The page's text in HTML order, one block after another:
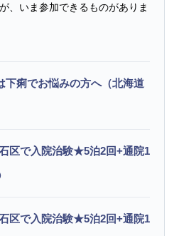
、いま参加できるものがありま
下痢でお悩みの方へ（北海道
区で入院治験★5泊2回+通院1
区で入院治験★5泊2回+通院1